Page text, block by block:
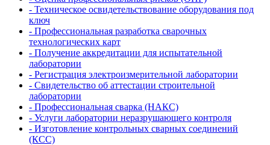
- Техническое освидетельствование оборудования под
ключ
- Профессиональная разработка сварочных
технологических карт
- Получение аккредитации для испытательной
лаборатории
- Регистрация электроизмерительной лаборатории
- Свидетельство об аттестации строительной
лаборатории
- Профессиональная сварка (НАКС)
- Услуги лаборатории неразрушающего контроля
- Изготовление контрольных сварных соединений
(КСС)